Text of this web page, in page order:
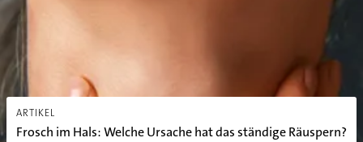
ARTIKEL
Frosch im Hals: Welche Ursache hat das ständige Räuspern?